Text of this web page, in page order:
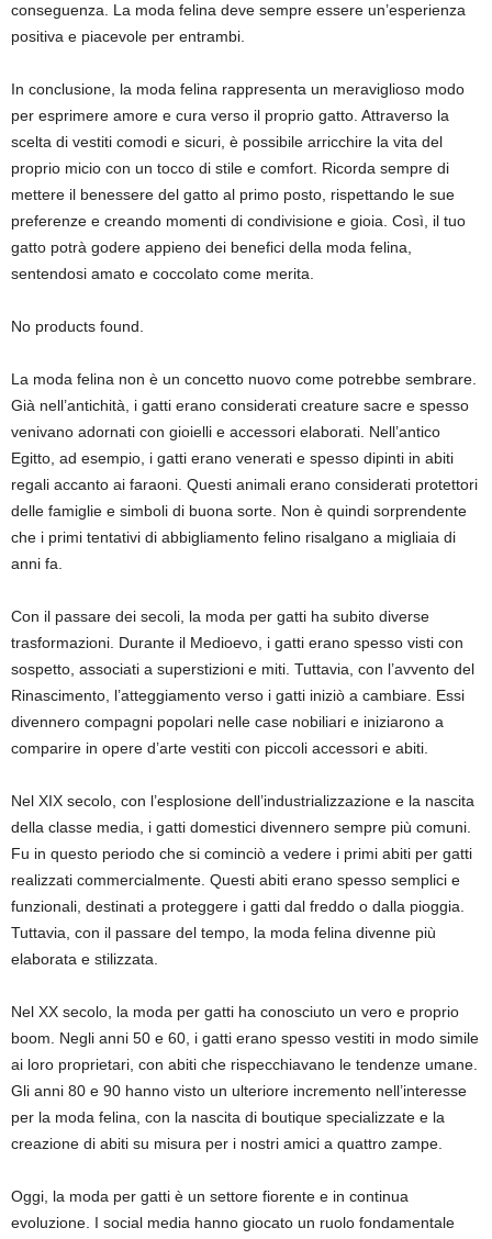
conseguenza. La moda felina deve sempre essere un’esperienza
positiva e piacevole per entrambi.
In conclusione, la moda felina rappresenta un meraviglioso modo
per esprimere amore e cura verso il proprio gatto. Attraverso la
scelta di vestiti comodi e sicuri, è possibile arricchire la vita del
proprio micio con un tocco di stile e comfort. Ricorda sempre di
mettere il benessere del gatto al primo posto, rispettando le sue
preferenze e creando momenti di condivisione e gioia. Così, il tuo
gatto potrà godere appieno dei benefici della moda felina,
sentendosi amato e coccolato come merita.
No products found.
La moda felina non è un concetto nuovo come potrebbe sembrare.
Già nell’antichità, i gatti erano considerati creature sacre e spesso
venivano adornati con gioielli e accessori elaborati. Nell’antico
Egitto, ad esempio, i gatti erano venerati e spesso dipinti in abiti
regali accanto ai faraoni. Questi animali erano considerati protettori
delle famiglie e simboli di buona sorte. Non è quindi sorprendente
che i primi tentativi di abbigliamento felino risalgano a migliaia di
anni fa.
Con il passare dei secoli, la moda per gatti ha subito diverse
trasformazioni. Durante il Medioevo, i gatti erano spesso visti con
sospetto, associati a superstizioni e miti. Tuttavia, con l’avvento del
Rinascimento, l’atteggiamento verso i gatti iniziò a cambiare. Essi
divennero compagni popolari nelle case nobiliari e iniziarono a
comparire in opere d’arte vestiti con piccoli accessori e abiti.
Nel XIX secolo, con l’esplosione dell’industrializzazione e la nascita
della classe media, i gatti domestici divennero sempre più comuni.
Fu in questo periodo che si cominciò a vedere i primi abiti per gatti
realizzati commercialmente. Questi abiti erano spesso semplici e
funzionali, destinati a proteggere i gatti dal freddo o dalla pioggia.
Tuttavia, con il passare del tempo, la moda felina divenne più
elaborata e stilizzata.
Nel XX secolo, la moda per gatti ha conosciuto un vero e proprio
boom. Negli anni 50 e 60, i gatti erano spesso vestiti in modo simile
ai loro proprietari, con abiti che rispecchiavano le tendenze umane.
Gli anni 80 e 90 hanno visto un ulteriore incremento nell’interesse
per la moda felina, con la nascita di boutique specializzate e la
creazione di abiti su misura per i nostri amici a quattro zampe.
Oggi, la moda per gatti è un settore fiorente e in continua
evoluzione. I social media hanno giocato un ruolo fondamentale